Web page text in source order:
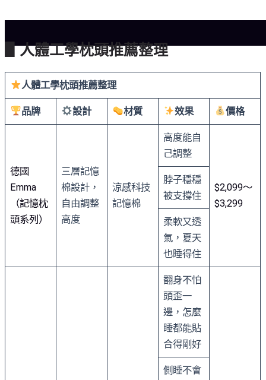
▋人體工學枕頭推薦整理
人體工學枕頭推薦整理
品牌 設計 材質 效果 價格
德國
Emma
（記憶枕
頭系列）
三層記憶
棉設計，
自由調整
高度
涼感科技
記憶棉
高度能自
己調整
$2,099～
$3,299
脖子穩穩
被支撐住
柔軟又透
氣，夏天
也睡得住
翻身不怕
頭歪一
邊，怎麼
睡都能貼
合得剛好
側睡不會